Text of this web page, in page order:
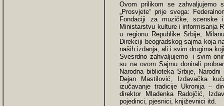
Ovom prilikom se zahvaljujemo
„Prosvjete“ prije svega:
Fondaciji za muzičke, scenske
Ministarstvu kulture i informisanja
u regionu Republike Srbije,
Direkciji beogradskog sajma koja
naših izdanja, ali i svim drugima
Svesrdno zahvaljujemo i svim
su na ovom Sajmu donirali
Narodna biblioteka Srbije,
Dejan Mastilović, Izdavačka
izučavanje tradicije Ukronija –
direktor Mladenka Radojčić,
pojedinci, pjesnici, književnici itd.